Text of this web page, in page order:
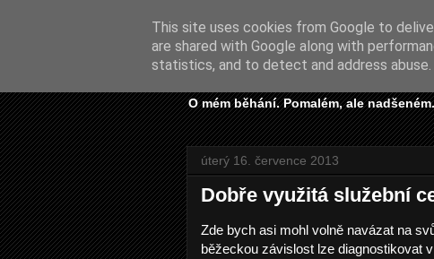
Prostě běhám
O mém běhání. Pomalém, ale nadšeném.
úterý 16. července 2013
Dobře využitá služební
Zde bych asi mohl volně navázat na
běžeckou závislost lze diagnostikovat
This site uses cookies from Google to
are shared with Google along with
statistics, and to detect and address abuse.